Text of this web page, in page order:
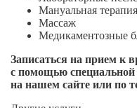
Мануальная терапия
Массаж
Медикаментозные
Записаться на прием к
с помощью
на нашем сайте или по